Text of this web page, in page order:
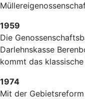
1959
Die
Darlehnskasse
kommt das
1974
Mit der